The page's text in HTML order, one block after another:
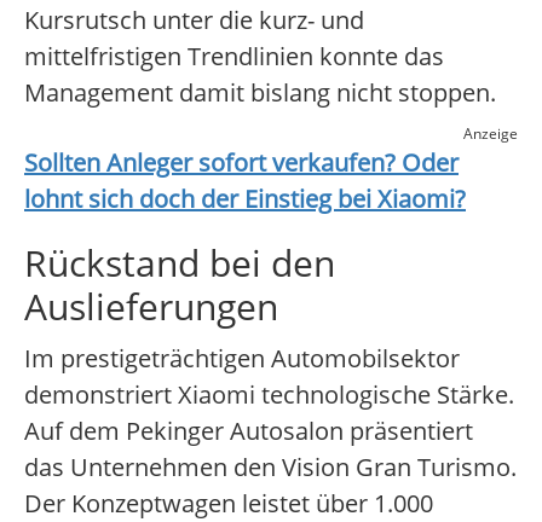
Kursrutsch unter die kurz- und
mittelfristigen Trendlinien konnte das
Management damit bislang nicht stoppen.
Anzeige
Sollten Anleger sofort verkaufen? Oder
lohnt sich doch der Einstieg beiXiaomi?
Rückstand bei den
Auslieferungen
Im prestigeträchtigen Automobilsektor
demonstriert Xiaomi technologische Stärke.
Auf dem Pekinger Autosalon präsentiert
das Unternehmen den Vision Gran Turismo.
Der Konzeptwagen leistet über 1.000